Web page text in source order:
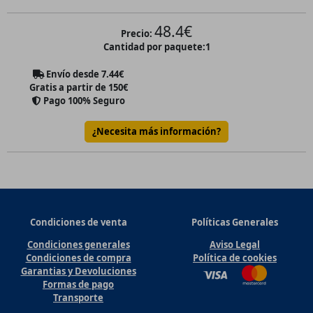
Precio: 48.4€
Cantidad por paquete:1
Envío desde 7.44€
Gratis a partir de 150€
Pago 100% Seguro
¿Necesita más información?
Condiciones de venta
Condiciones generales
Condiciones de compra
Garantias y Devoluciones
Formas de pago
Transporte
Políticas Generales
Aviso Legal
Política de cookies